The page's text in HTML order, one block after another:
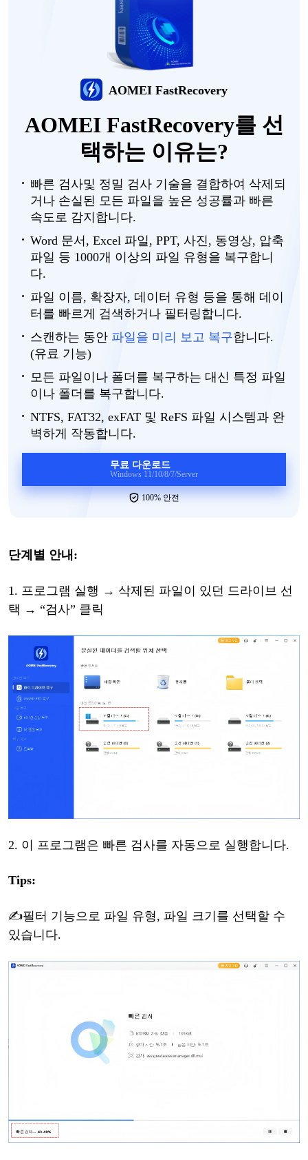
AOMEI FastRecovery
AOMEI FastRecovery를 선
택하는 이유는?
빠른 검사및 정밀 검사 기술을 결합하여 삭제되
거나 손실된 모든 파일을 높은 성공률과 빠른
속도로 감지합니다.
Word 문서, Excel 파일, PPT, 사진, 동영상, 압축
파일 등 1000개 이상의 파일 유형을 복구합니
다.
파일 이름, 확장자, 데이터 유형 등을 통해 데이
터를 빠르게 검색하거나 필터링합니다.
스캔하는 동안 파일을 미리 보고 복구합니다.
(유료 기능)
모든 파일이나 폴더를 복구하는 대신 특정 파일
이나 폴더를 복구합니다.
NTFS, FAT32, exFAT 및 ReFS 파일 시스템과 완
벽하게 작동합니다.
무료 다운로드
Windows 11/10/8/7/Server
100% 안전
단계별 안내 :
1. 프로그램 실행 → 삭제된 파일이 있던 드라이브 선
택 → “검사” 클릭
2. 이 프로그램은 빠른 검사를 자동으로 실행합니다.
Tips:
✍필터 기능 으로 파일 유형, 파일 크기를 선택할 수
있습니다.